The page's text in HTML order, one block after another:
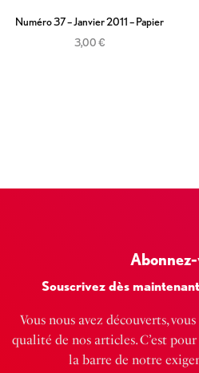
Numéro 37 – Janvier 2011 – Papier
3,00€
Souscrivez dès
Vous nous avez découverts,
qualité de nos articles. C’est
la barre de notre